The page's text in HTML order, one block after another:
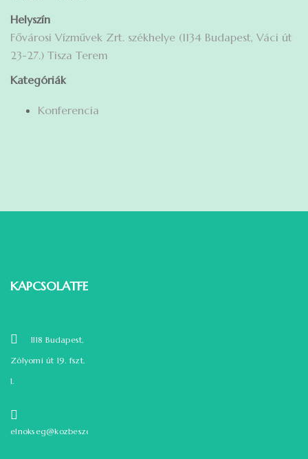
Helyszín
Fővárosi Vízművek Zrt. székhelye (1134 Budapest, Váci út
23-27.) Tisza Terem
Kategóriák
Konferencia
KAPCSOLATFELVÉTEL
1118 Budapest,
Zólyomi út 19. fszt.
1.
elnokseg@kozbeszerzok.hu